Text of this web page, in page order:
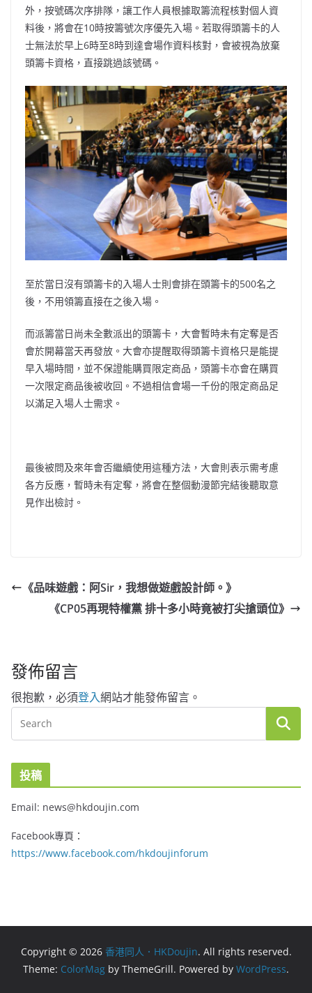
外，按號碼次序排隊 ， 讓工作人員根據取籌流程核對個人資
料後，將會在10時按籌號次序優先入場。若取得頭籌卡的人
士無法於早上6時至8時到達會場作資料核對，會被視為放棄
頭籌卡資格，直接跳過該號碼。
至於當日沒有頭籌卡的入場人士則會排在頭籌卡的500名之
後，不用領籌直接在之後入場。
而派籌當日尚未全數派出的頭籌卡，大會暫時未有定奪是否
會於開幕當天再發放。大會亦提醒取得頭籌卡資格只是能提
早入場時間，並不保證能購買限定商品，頭籌卡亦會在購買
一次限定商品後被收回。不過相信會場一千份的限定商品足
以滿足入場人士需求。
最後被問及來年會否繼續使用這種方法，大會則表示需考慮
各方反應，暫時未有定奪，將會在整個動漫節完結後聽取意
見作出檢討。
《品味遊戲：阿Sir，我想做遊戲設計師。》
《CP05再現特權黨 排十多小時竟被打尖搶頭位》
發佈留言
很抱歉，必須登入網站才能發佈留言。
投稿
Email: news@hkdoujin.com
Facebook專頁：
https://www.facebook.com/hkdoujinforum
Copyright © 2026 香港同人．HKDoujin. All rights reserved.
Theme: ColorMag by ThemeGrill. Powered by WordPress.